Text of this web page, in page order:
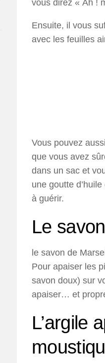
vous direz « Ah !
Ensuite, il vous
avec les feuilles
Vous pouvez
que vous avez
dans un sac et
une goutte
à guérir.
Le
le savon de
Pour apaiser les
savon doux) sur
apaiser… et
L’argile